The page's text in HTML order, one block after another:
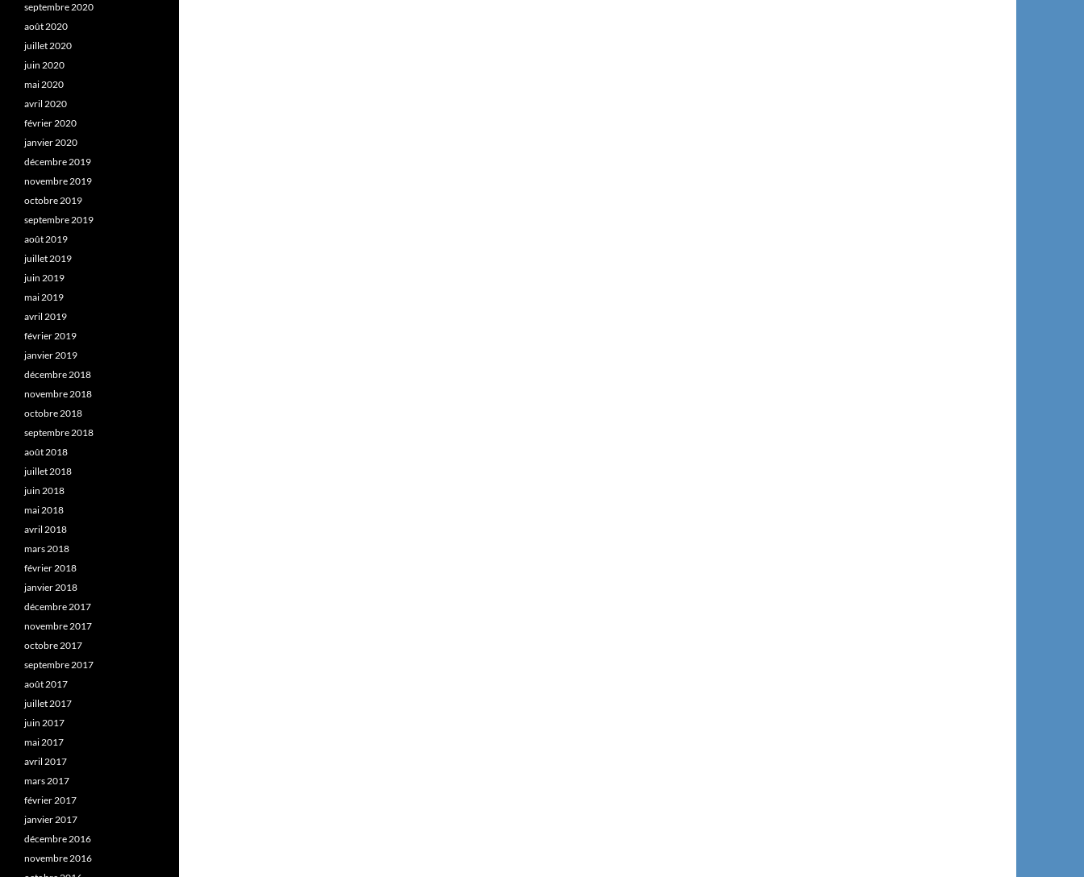
septembre 2020
août 2020
juillet 2020
juin 2020
mai 2020
avril 2020
février 2020
janvier 2020
décembre 2019
novembre 2019
octobre 2019
septembre 2019
août 2019
juillet 2019
juin 2019
mai 2019
avril 2019
février 2019
janvier 2019
décembre 2018
novembre 2018
octobre 2018
septembre 2018
août 2018
juillet 2018
juin 2018
mai 2018
avril 2018
mars 2018
février 2018
janvier 2018
décembre 2017
novembre 2017
octobre 2017
septembre 2017
août 2017
juillet 2017
juin 2017
mai 2017
avril 2017
mars 2017
février 2017
janvier 2017
décembre 2016
novembre 2016